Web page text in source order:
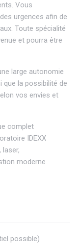
Vous
urgences afin de
Toute spécialité
et pourra être
large autonomie
que la possibilité de
vos envies et
complet
IDEXX
moderne
possible)